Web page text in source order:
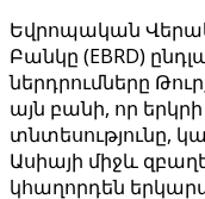
Եվրոպական
Բանկը (EBRD)
ներդրումները
այն բանի, որ
տնտեսությունը,
Ասիայի միջև
կհաղորդեն